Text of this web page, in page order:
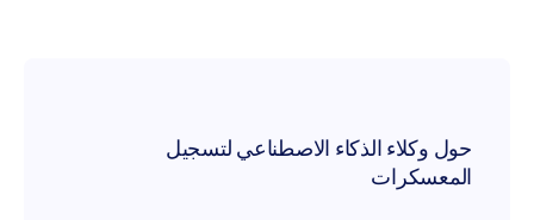
حول وكلاء الذكاء الاصطناعي لتسجيل
المعسكرات